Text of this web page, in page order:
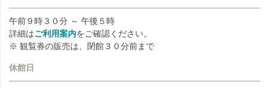
午前９時３０分 ～ 午後５時
詳細はご利用案内をご確認ください。
※ 観覧券の販売は、閉館３０分前まで
休館日